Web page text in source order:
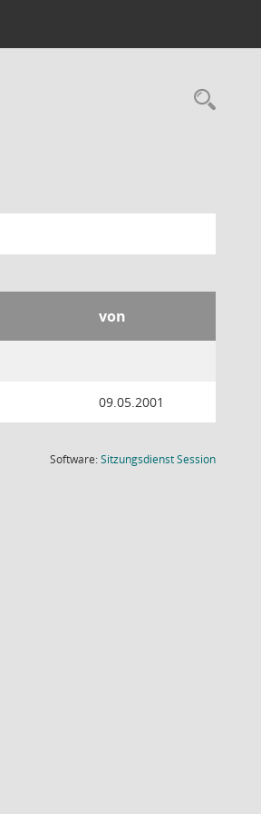
von
09.05.2001
Software:SitzungsdienstSession(Wird in